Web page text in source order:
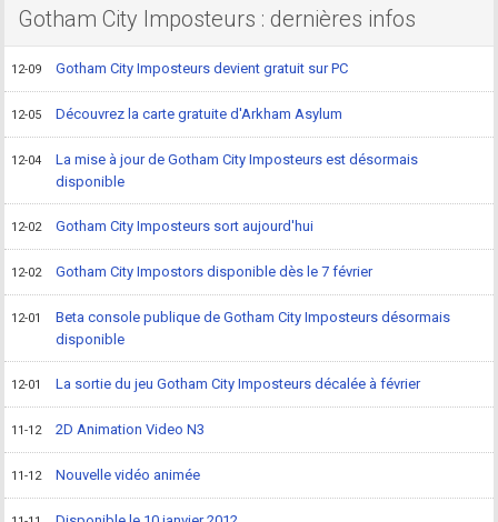
Gotham City Imposteurs : dernières infos
12-09 Gotham City Imposteurs devient gratuit sur PC
12-05 Découvrez la carte gratuite d'Arkham Asylum
12-04
La mise à jour de Gotham City Imposteurs est désormais
disponible
12-02 Gotham City Imposteurs sort aujourd'hui
12-02 Gotham City Impostors disponible dès le 7 février
12-01
Beta console publique de Gotham City Imposteurs désormais
disponible
12-01 La sortie du jeu Gotham City Imposteurs décalée à février
11-12 2D Animation Video N3
11-12 Nouvelle vidéo animée